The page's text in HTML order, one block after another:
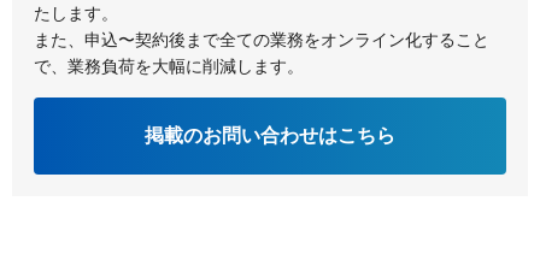
たします。
また、申込〜契約後まで全ての業務をオンライン化すること
で、業務負荷を大幅に削減します。
掲載のお問い合わせはこちら